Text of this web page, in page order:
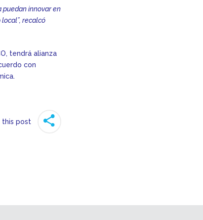
puedan innovar en
recalcó
tendrá alianza
con
this post